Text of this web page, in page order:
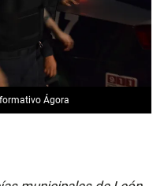
Ágora